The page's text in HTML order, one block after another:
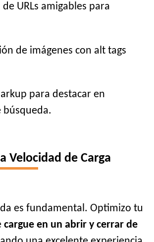
URLs amigables para
de imágenes con alt tags
para destacar en
búsqueda.
Velocidad de Carga
es fundamental. Optimizo tu
cargue en un abrir y cerrar de